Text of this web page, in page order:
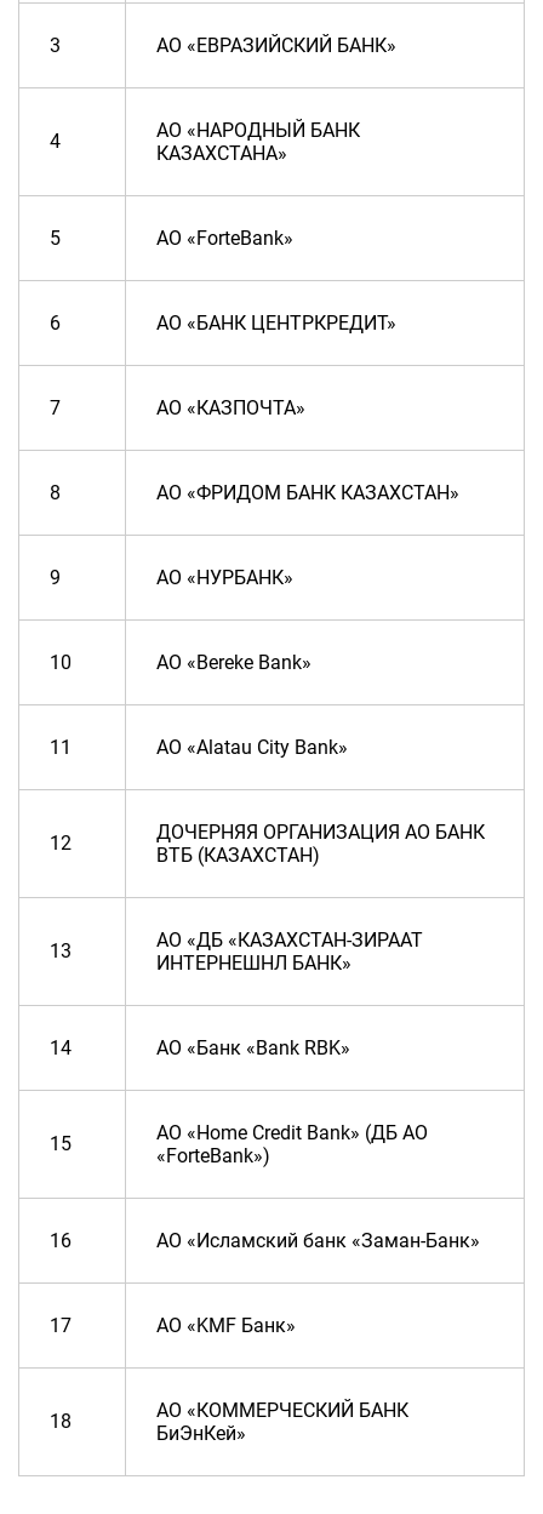
3 АО «ЕВРАЗИЙСКИЙ БАНК»
4
АО «НАРОДНЫЙ БАНК
КАЗАХСТАНА»
5 АО «ForteBank»
6 АО «БАНК ЦЕНТРКРЕДИТ»
7 АО «КАЗПОЧТА»
8 АО «ФРИДОМ БАНК КАЗАХСТАН»
9 АО «НУРБАНК»
10 АО «Bereke Bank»
11 АО «Alatau City Bank»
12
ДОЧЕРНЯЯ ОРГАНИЗАЦИЯ АО БАНК
ВТБ (КАЗАХСТАН)
13
АО «ДБ «КАЗАХСТАН-ЗИРААТ
ИНТЕРНЕШНЛ БАНК»
14 АО «Банк «Bank RBK»
15
АО «Home Credit Bank» (ДБ АО
«ForteBank»)
16 АО «Исламский банк «Заман-Банк»
17 АО «KMF Банк»
18
АО «КОММЕРЧЕСКИЙ БАНК
БиЭнКей»